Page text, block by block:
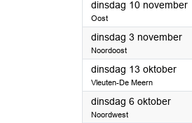
dinsdag 10 november
Oost
dinsdag 3 november
Noordoost
dinsdag 13 oktober2026
Vleuten-De Meern
dinsdag 6 oktober2026
Noordwest